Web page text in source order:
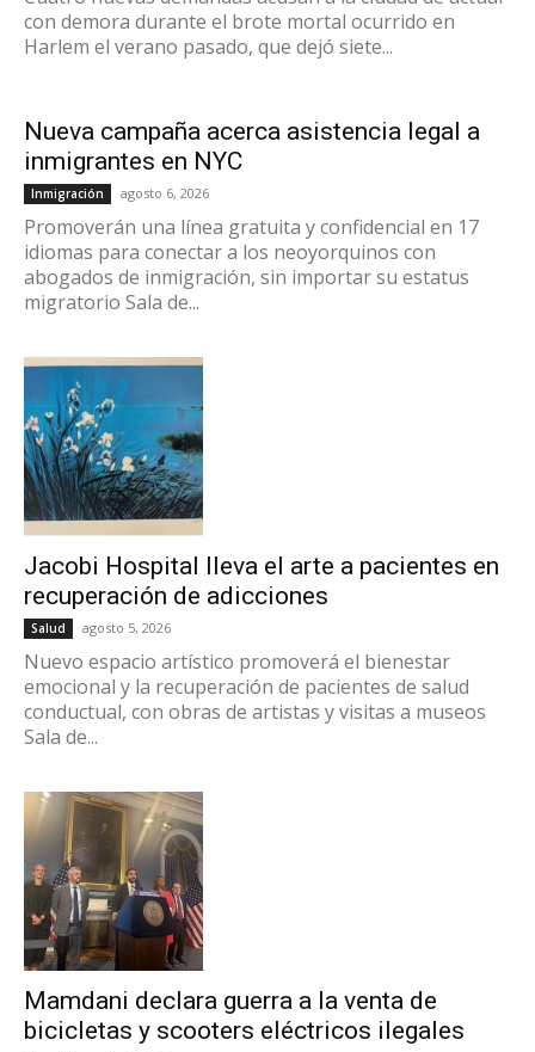
con demora durante el brote mortal ocurrido en
Harlem el verano pasado, que dejó siete...
Nueva campaña acerca asistencia legal a
inmigrantes en NYC
Inmigración agosto 6, 2026
Promoverán una línea gratuita y confidencial en 17
idiomas para conectar a los neoyorquinos con
abogados de inmigración, sin importar su estatus
migratorio Sala de...
Jacobi Hospital lleva el arte a pacientes en
recuperación de adicciones
Salud agosto 5, 2026
Nuevo espacio artístico promoverá el bienestar
emocional y la recuperación de pacientes de salud
conductual, con obras de artistas y visitas a museos
Sala de...
Mamdani declara guerra a la venta de
bicicletas y scooters eléctricos ilegales